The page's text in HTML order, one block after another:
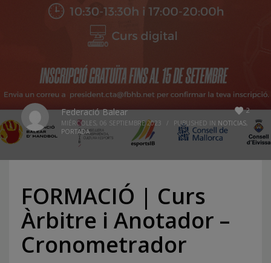
2
Federació Balear
MIÉRCOLES, 06 SEPTIEMBRE 2023 / PUBLISHED IN NOTICIAS
PORTADA
FORMACIÓ | Curs
Àrbitre i Anotador –
Cronometrador